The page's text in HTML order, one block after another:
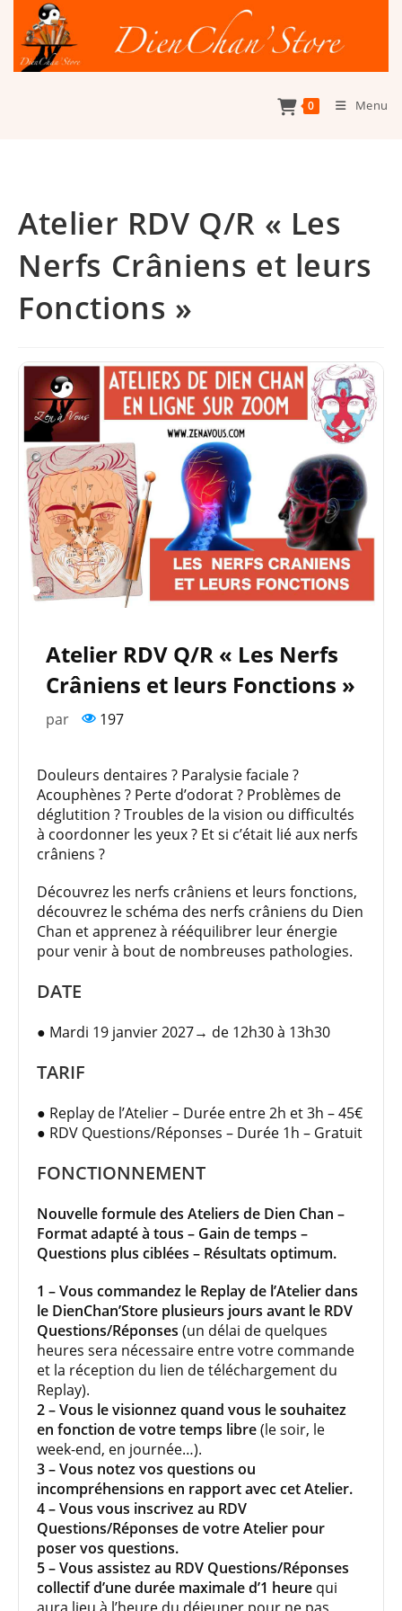
content
0 Menu
Atelier RDV Q/R « Les
Nerfs Crâniens et leurs
Fonctions »
Atelier RDV Q/R « Les Nerfs
Crâniens et leurs Fonctions »
par 197
Douleurs dentaires ? Paralysie faciale ?
Acouphènes ? Perte d’odorat ? Problèmes de
déglutition ? Troubles de la vision ou difficultés
à coordonner les yeux ? Et si c’était lié aux nerfs
crâniens ?
Découvrez les nerfs crâniens et leurs fonctions,
découvrez le schéma des nerfs crâniens du Dien
Chan et apprenez à rééquilibrer leur énergie
pour venir à bout de nombreuses pathologies.
DATE
● Mardi 19 janvier 2027→ de 12h30 à 13h30
TARIF
● Replay de l’Atelier – Durée entre 2h et 3h – 45€
● RDV Questions/Réponses – Durée 1h – Gratuit
FONCTIONNEMENT
Nouvelle formule des Ateliers de Dien Chan –
Format adapté à tous – Gain de temps –
Questions plus ciblées – Résultats optimum.
1 – Vous commandez le Replay de l’Atelier dans
le DienChan’Store plusieurs jours avant le RDV
Questions/Réponses (un délai de quelques
heures sera nécessaire entre votre commande
et la réception du lien de téléchargement du
Replay).
2 – Vous le visionnez quand vous le souhaitez
en fonction de votre temps libre(le soir, le
week-end, en journée…).
3 – Vous notez vos questions ou
incompréhensions en rapport avec cet Atelier.
4 – Vous vous inscrivez au RDV
Questions/Réponses de votre Atelier pour
poser vos questions.
5 – Vous assistez au RDV Questions/Réponses
collectif d’une durée maximale d’1 heure qui